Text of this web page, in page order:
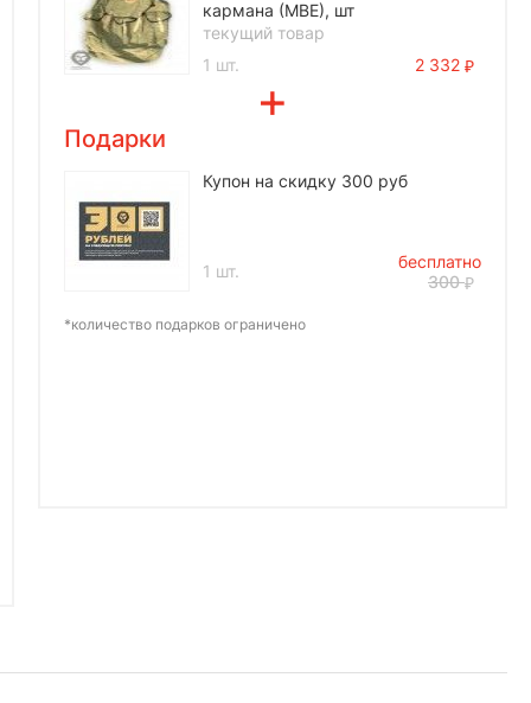
кармана (МВЕ), шт
текущий товар
1 шт.
2 332
Подарки
Купон на скидку 300 руб
1 шт.
бесплатно
300
*количество подарков ограничено